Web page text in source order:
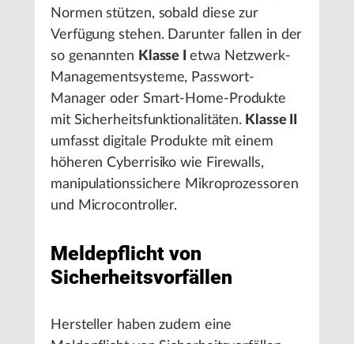
Normen stützen, sobald diese zur
Verfügung stehen. Darunter fallen in der
so genannten Klasse Ietwa Netzwerk-
Managementsysteme, Passwort-
Manager oder Smart-Home-Produkte
mit Sicherheitsfunktionalitäten. Klasse II
umfasst digitale Produkte mit einem
höheren Cyberrisiko wie Firewalls,
manipulationssichere Mikroprozessoren
und Microcontroller.
Meldepflicht von
Sicherheitsvorfällen
Hersteller haben zudem eine